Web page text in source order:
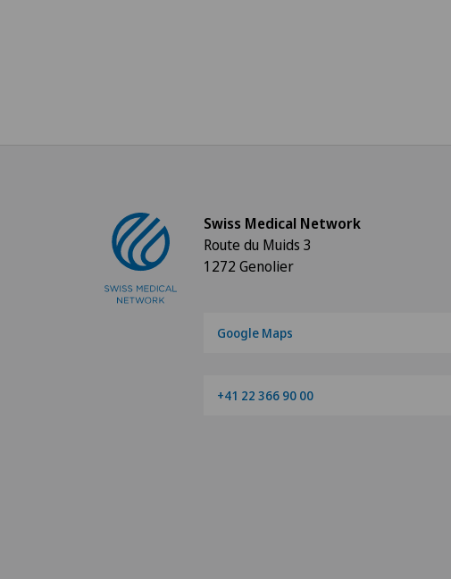
Swiss Medical Network
Route du Muids 3
1272 Genolier
Google Maps
+41 22 366 90 00